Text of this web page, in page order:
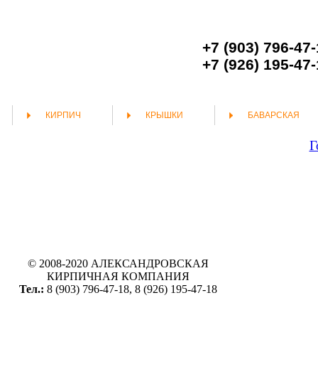
+7 (903) 796-
+7 (926) 195-
КИРПИЧ КРЫШКИ БАВАРСКАЯ
© 2008-2020 АЛЕКСАНДРОВСКАЯ
КИРПИЧНАЯ КОМПАНИЯ
Тел.: 8 (903) 796-47-18, 8 (926) 195-47-18